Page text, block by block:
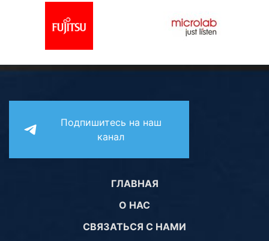
Подпишитесь на наш
канал
ГЛАВНАЯ
О НАС
СВЯЗАТЬСЯ С НАМИ